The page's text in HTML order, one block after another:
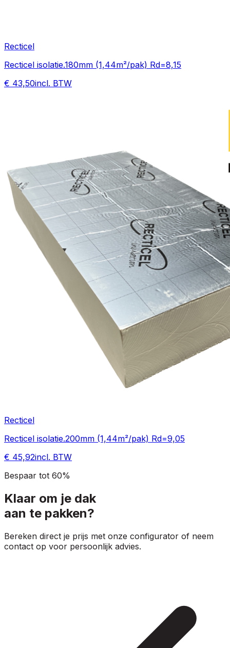
Recticel
Recticel isolatie.180mm (1,44m²/pak) Rd=8,15
€ 43,50incl. BTW
Recticel
Recticel isolatie.200mm (1,44m²/pak) Rd=9,05
€ 45,92incl. BTW
Bespaar tot 60%
Klaar om je dak
aan te pakken?
Bereken direct je prijs met onze configurator of neem
contact op voor persoonlijk advies.